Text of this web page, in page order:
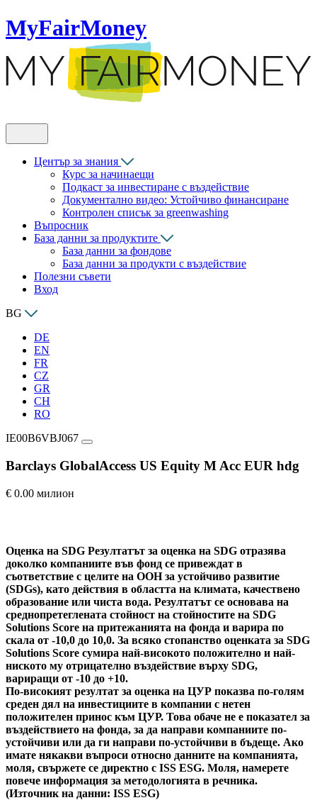
MyFairMoney
Център за знания
Курс за начинаещи
Подкаст за инвестиране с въздействие
Документално видео: Устойчиво финансиране
Контролен списък за greenwashing
Въпросник
База данни за продуктите
База данни за фондове
База данни за продукти с въздействие
Полезни съвети
Вход
BG
DE
EN
FR
CZ
GR
CH
RO
IE00B6VBJ067
Barclays GlobalAccess US Equity M Acc EUR hdg
€ 0.00 милион
Оценка на SDG Резултатът за оценка на SDG отразява
доколко компаниите във фонд се привеждат в
съответствие с целите на ООН за устойчиво развитие
(SDGs), като действия в областта на климата, качествено
образование или чиста вода. Резултатът се основава на
среднопретеглената стойност на стойностите на SDG
Solutions Score на притежанията на фонда и варира по
скала от -10,0 до 10,0. За всяко стопанство оценката за SDG
Solutions Score сумира най-високото положително и най-
ниското му отрицателно въздействие върху SDG,
вариращи от -10 до +10.
По-високият резултат за оценка на ЦУР показва по-голям
среден дял на инвестициите в компании с нетен
положителен принос към ЦУР. Това обаче не е показател за
въздействието на фонда, за да направи компаниите по-
устойчиви или да ги направи по-устойчиви в бъдеще. Ако
имате някакви въпроси относно данните на компанията,
моля, свържете се директно с ISS ESG. Моля, намерете
повече информация за методологията в речника.
(Източник на данни: ISS ESG)